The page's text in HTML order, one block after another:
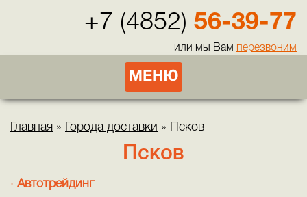
+7 (4852) 56-39-77
или мы Вам перезвоним
МЕНЮ
Главная » Города доставки » Псков
Псков
Автотрейдинг